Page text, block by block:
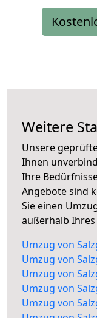
Weitere
Unsere
Ihnen
Ihre
Angebote sind
Sie einen
außerhalb
Umzug von
Umzug von
Umzug von
Umzug von
Umzug von